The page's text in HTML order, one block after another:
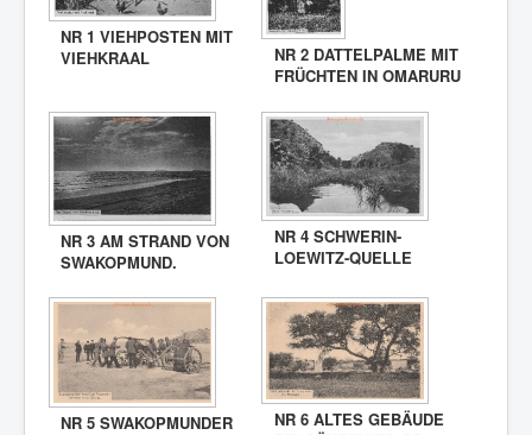
NR 1 VIEHPOSTEN MIT
VIEHKRAAL
NR 2 DATTELPALME MIT
FRÜCHTEN IN OMARURU
NR 3 AM STRAND VON
SWAKOPMUND.
NR 4 SCHWERIN-
LOEWITZ-QUELLE
NR 5 SWAKOPMUNDER
NR 6 ALTES GEBÄUDE